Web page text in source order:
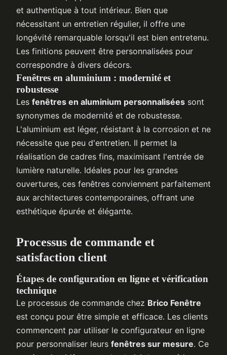
et authentique à tout intérieur. Bien que
nécessitant un entretien régulier, il offre une
longévité remarquable lorsqu'il est bien entretenu.
Les finitions peuvent être personnalisées pour
correspondre à divers décors.
Fenêtres en aluminium : modernité et
robustesse
Les fenêtres en aluminium personnalisées sont
synonymes de modernité et de robustesse.
L'aluminium est léger, résistant à la corrosion et ne
nécessite que peu d'entretien. Il permet la
réalisation de cadres fins, maximisant l'entrée de
lumière naturelle. Idéales pour les grandes
ouvertures, ces fenêtres conviennent parfaitement
aux architectures contemporaines, offrant une
esthétique épurée et élégante.
Processus de commande et
satisfaction client
Étapes de configuration en ligne et vérification
technique
Le processus de commande chez Brico Fenêtre
est conçu pour être simple et efficace. Les clients
commencent par utiliser le configurateur en ligne
pour personnaliser leurs fenêtres sur mesure. Ce